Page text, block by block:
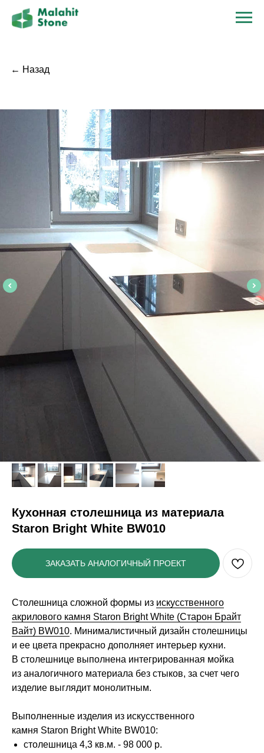
← Назад
Кухонная столешница из материала
Staron Bright White BW010
ЗАКАЗАТЬ АНАЛОГИЧНЫЙ ПРОЕКТ
Столешница сложной формы из искусственного
акрилового камня Staron Bright White (Старон Брайт
Вайт) BW010. Минималистичный дизайн столешницы
и ее цвета прекрасно дополняет интерьер кухни.
В столешнице выполнена интегрированная мойка
из аналогичного материала без стыков, за счет чего
изделие выглядит монолитным.
Выполненные изделия из искусственного
камня Staron Bright White BW010:
столешница 4,3 кв.м. - 98 000 р.